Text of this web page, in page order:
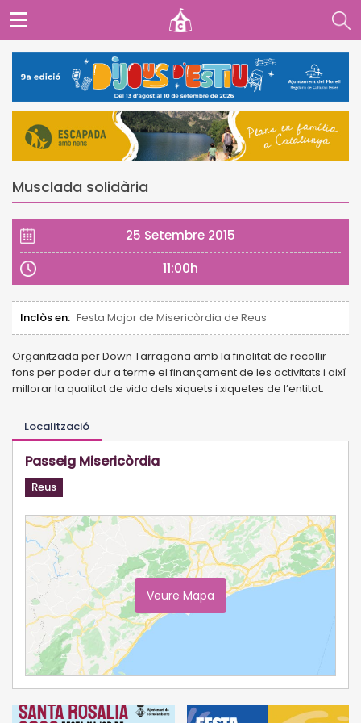
Musclada solidària
25 Setembre 2015
11:00h
Inclòs en: Festa Major de Misericòrdia de Reus
Organitzada per Down Tarragona amb la finalitat de recollir
fons per poder dur a terme el finançament de les activitats i així
millorar la qualitat de vida dels xiquets i xiquetes de l’entitat.
Localització
Passeig Misericòrdia
Reus
Veure Mapa